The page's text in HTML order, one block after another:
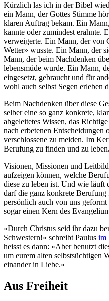
Kürzlich las ich in der Bibel
ein Mann, der Gottes Stimme
klaren Auftrag bekam. Ein
kannte oder zumindest erahnte.
verweigerte. Ein Mann, der von
Wetter» wusste. Ein Mann, der
Mann, der beim Nachdenken
lebensmüde wurde. Ein Mann,
eingesetzt, gebraucht und für
wohl auch selbst Segen erleben
Beim Nachdenken über diese
selber eine so ganz konkrete,
abgeleitetes Wissen, das
nach erbetenen Entscheidungen
verschlossene zu meiden. Im
Berufung zu finden und zu leben.
Visionen, Missionen und
aufzeigen können, welche
diese zu leben ist. Und wie läuft
darf die ganz konkrete
persönlich auch von uns
sogar einen Kern des
«Durch Christus seid ihr dazu
Schwestern!» schreibt Paulus im
heisst es dann: «Aber benutzt
um eurem alten selbstsüchtigen
einander in Liebe.»
Aus Freiheit